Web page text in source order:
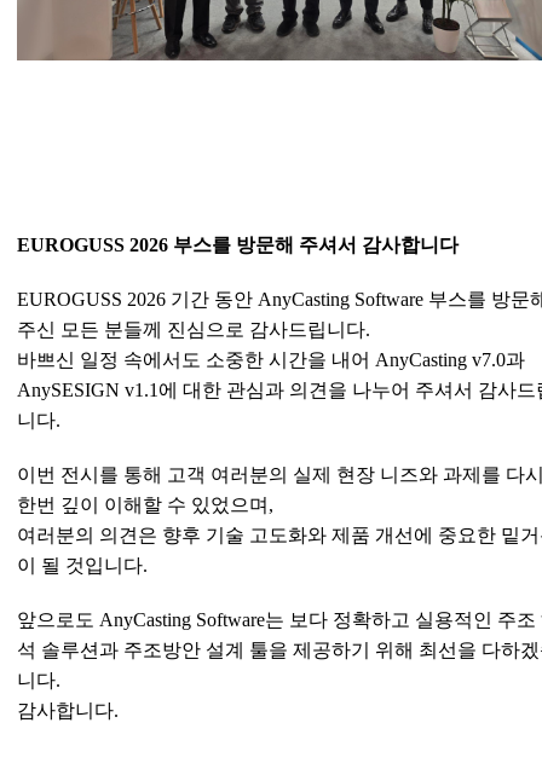
EUROGUSS 2026 부스를 방문해 주셔서 감사합니다
EUROGUSS 2026 기간 동안 AnyCasting Software 부스를 방문
주신 모든 분들께 진심으로 감사드립니다.
바쁘신 일정 속에서도 소중한 시간을 내어 AnyCasting v7.0과
AnySESIGN v1.1 에 대한관심과 의견을 나누어 주셔서 감사드
니다.
이번 전시를 통해 고객 여러분의 실제 현장 니즈와 과제를 다
한번 깊이 이해할 수 있었으며 ,
여러분의 의견은 향후 기술 고도화와 제품 개선에 중요한 밑
이 될 것입니다.
앞으로도 AnyCasting Software는 보다 정확하고 실용적인 주조
석 솔루션과 주조방안 설계 툴을 제공하기 위해 최선을 다하
니다.
감사합니다.